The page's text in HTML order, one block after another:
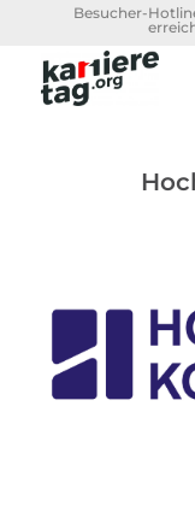
Besucher-